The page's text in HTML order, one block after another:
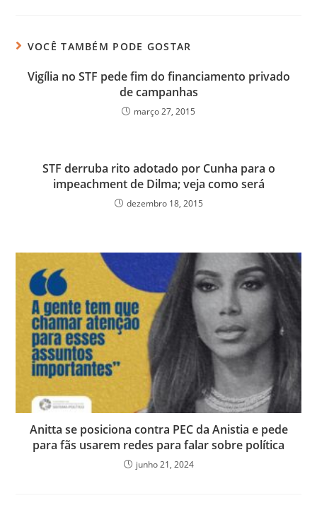
VOCÊ TAMBÉM PODE GOSTAR
Vigília no STF pede fim do financiamento privado
de campanhas
março 27, 2015
STF derruba rito adotado por Cunha para o
impeachment de Dilma; veja como será
dezembro 18, 2015
Anitta se posiciona contra PEC da Anistia e pede
para fãs usarem redes para falar sobre política
junho 21, 2024